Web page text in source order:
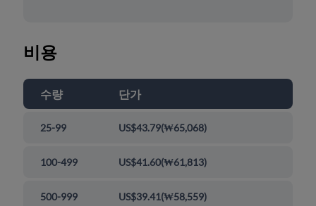
비용
수량 단가
25-99 US$43.79(₩65,068)
100-499 US$41.60(₩61,813)
500-999 US$39.41(₩58,559)